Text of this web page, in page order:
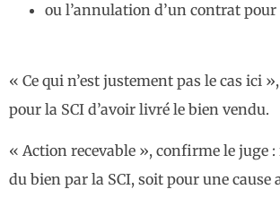
ou l’annulation d’un contrat pour
« Ce qui n’est justement pas le cas ici
pour la SCI d’avoir livré le bien vendu.
« Action recevable », confirme le juge
du bien par la SCI, soit pour une